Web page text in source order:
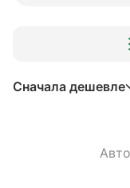
Сначала дешевле